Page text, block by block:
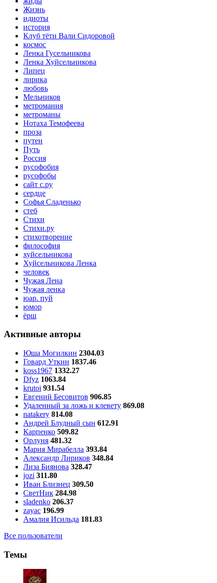
Жизнь
идиоты
история
Клуб тёти Вали Сидоровой
космос
Ленка Гусельникова
Ленка Хуйсельникова
Липец
лирика
любовь
Мельников
метромания
метроманы
Нотаха Темофеева
проза
путен
Путь
Россия
русофобия
русофобы
сайт с.ру
сердце
Софья Сладенько
стеб
Стихи
Стихи.ру
стихотворение
философия
хуйсельникова
Хуйсельникова Ленка
человек
Чужая Лена
Чужая ленка
юар. пуй
юмор
ёрш
Активные авторы
Юша Могилкин 2304.03
Говард Уткин 1837.46
koss1967 1332.27
Dfyz 1063.84
krutoi 931.54
Евгений Бесовитов 906.85
Удаленный за ложь и клевету 869.08
natakery 814.08
Андрей Блудный сын 612.91
Карпенко 509.82
Орлуня 481.32
Мария Мирабелла 393.84
Александр Лириков 348.84
Лиза Биянова 328.47
jozi 311.80
Иван Близнец 309.50
СветНик 284.98
sladenko 206.37
zayac 196.99
Амалия Исильда 181.83
Все пользователи
Темы